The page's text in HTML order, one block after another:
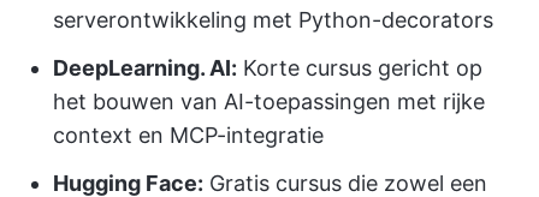
serverontwikkeling met Python-decorators
DeepLearning. AI: Korte cursus gericht op
het bouwen van AI-toepassingen met rijke
context en MCP-integratie
Hugging Face: Gratis cursus die zowel een